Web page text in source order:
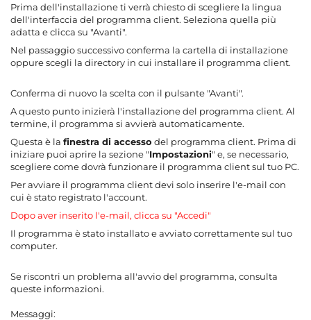
Prima dell'installazione ti verrà chiesto di scegliere la lingua
dell'interfaccia del programma client. Seleziona quella più
adatta e clicca su "Avanti".
Nel passaggio successivo conferma la cartella di installazione
oppure scegli la directory in cui installare il programma client.
Conferma di nuovo la scelta con il pulsante "Avanti".
A questo punto inizierà l'installazione del programma client. Al
termine, il programma si avvierà automaticamente.
Questa è la finestra di accesso del programma client. Prima di
iniziare puoi aprire la sezione "Impostazioni" e, se necessario,
scegliere come dovrà funzionare il programma client sul tuo PC.
Per avviare il programma client devi solo inserire l'e-mail con
cui è stato registrato l'account.
Dopo aver inserito l'e-mail, clicca su "Accedi"
Il programma è stato installato e avviato correttamente sul tuo
computer.
Se riscontri un problema all'avvio del programma, consulta
queste informazioni.
Messaggi: